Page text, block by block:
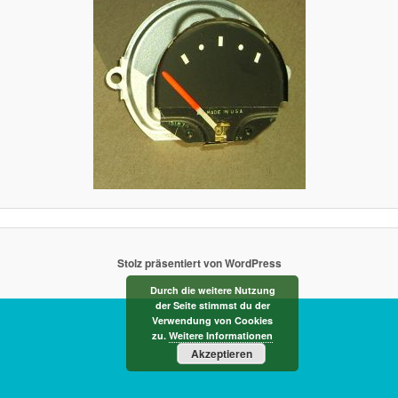
Stolz präsentiert von WordPress
Durch die weitere Nutzung
der Seite stimmst du der
Verwendung von Cookies
zu. Weitere Informationen
Akzeptieren